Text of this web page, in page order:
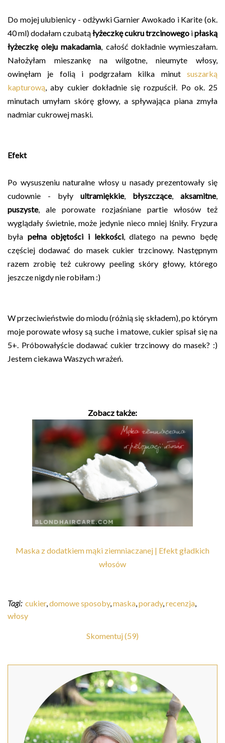
Do mojej ulubienicy - odżywki Garnier Awokado i Karite (ok.
40 ml) dodałam czubatąłyżeczkę cukru trzcinowego ipłaską
łyżeczkę oleju makadamia , całość dokładnie wymieszałam.
Nałożyłam mieszankę na wilgotne, nieumyte włosy,
owinęłam je folią i podgrzałam kilka minut suszarką
kapturową , aby cukier dokładnie się rozpuścił. Po ok. 25
minutach umyłam skórę głowy, a spływająca piana zmyła
nadmiar cukrowej maski.
Efekt
Po wysuszeniu naturalne włosy u nasady prezentowały się
cudownie - były ultramiękkie, błyszczące, aksamitne,
puszyste, ale porowate rozjaśniane partie włosów też
wyglądały świetnie, może jedynie nieco mniej lśniły. Fryzura
była pełna objętości i lekkości, dlatego na pewno będę
częściej dodawać do masek cukier trzcinowy. Następnym
razem zrobię też cukrowy peeling skóry głowy, którego
jeszcze nigdy nie robiłam :)
W przeciwieństwie do miodu (różnią się składem), po którym
moje porowate włosy są suche i matowe, cukier spisał się na
5+. Próbowałyście dodawać cukier trzcinowy do masek? :)
Jestem ciekawa Waszych wrażeń.
Zobacz także:
Maska z dodatkiem mąki ziemniaczanej | Efekt gładkich
włosów
Tagi: cukier, domowe sposoby, maska porady, recenzja
włosy
Skomentuj (59)